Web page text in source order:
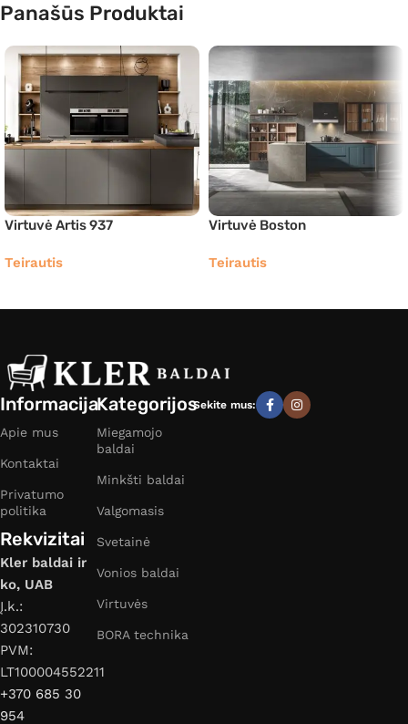
Panašūs Produktai
Virtuvė Artis 937
Teirautis
Virtuvė Boston
Teirautis
Informacija
Apie mus
Kontaktai
Privatumo
politika
Rekvizitai
Kler baldai ir
ko, UAB
Į.k.:
302310730
PVM:
LT100004552211
+370 685 30
954
Kategorijos
Miegamojo
baldai
Minkšti baldai
Valgomasis
Svetainė
Vonios baldai
Virtuvės
BORA technika
Sekite mus: